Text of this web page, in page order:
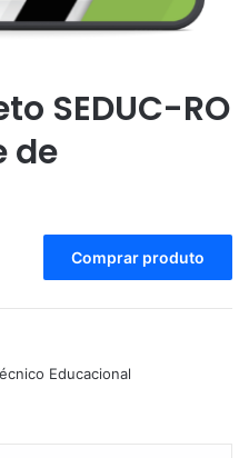
SEDUC-RO
de
Comprar produto
Educacional